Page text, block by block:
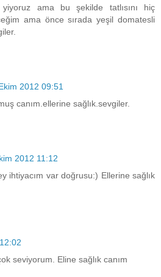
ama bu şekilde tatlısını hiç
ama önce sırada yeşil domatesli
2012 09:51
canım.ellerine sağlık.sevgiler.
2012 11:12
ihtiyacım var doğrusu:) Ellerine sağlık
seviyorum. Eline sağlık canım